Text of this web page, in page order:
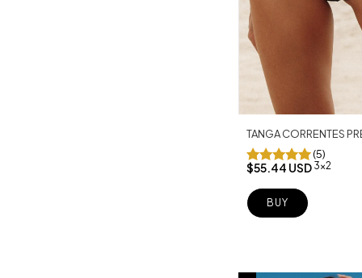
TANGA CORRENTES
(5)
$55.44 USD 3x2
BUY